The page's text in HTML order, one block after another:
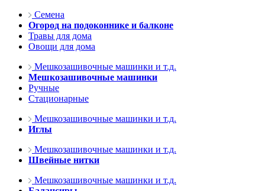
Семена
Огород на подоконнике и балконе
Травы для дома
Овощи для дома
Мешкозашивочные машинки и т.д.
Мешкозашивочные машинки
Ручные
Стационарные
Мешкозашивочные машинки и т.д.
Иглы
Мешкозашивочные машинки и т.д.
Швейные нитки
Мешкозашивочные машинки и т.д.